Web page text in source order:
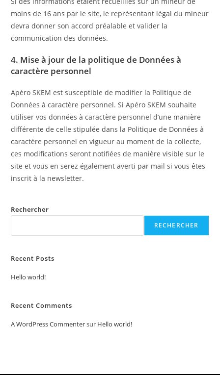
moins de 16 ans par le site, le représentant légal du mineur
devra donner son accord préalable et valider la
communication des données.
4. Mise à jour de la politique de Données à
caractère personnel
Apéro SKEM est susceptible de modifier la Politique de
Données à caractère personnel. Si Apéro SKEM souhaite
utiliser vos données à caractère personnel d’une manière
différente de celle stipulée dans la Politique de Données à
caractère personnel en vigueur au moment de la collecte,
ces modifications seront notifiées de manière visible sur le
site et vous en serez également averti par mail si vous êtes
inscrit à la newsletter.
Rechercher
RECHERCHER
Recent Posts
Hello world!
Recent Comments
A WordPress Commentersur Hello world!